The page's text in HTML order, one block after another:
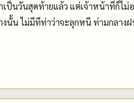
เป็นวันสุดท้ายแล้ว แต่เจ้าหน้าที่ก็ไ
นั้น ไม่มีทีท่าว่าจะลุกหนี ท่ามกลางฝ